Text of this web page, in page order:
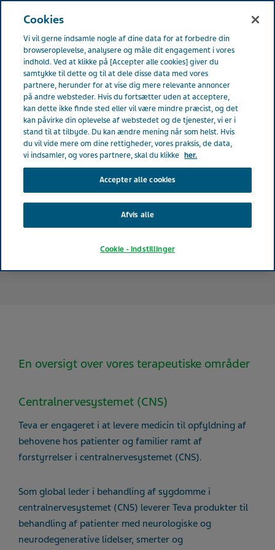
Denmark Produkter Vores terapeutiske områder
Vores terapeutiske områder
En oversigt over vores terapeutiske områder
Centralnervesystemet (CNS)
Teva er engageret i at levere medicin til opfyldning af
behovene hos patienter og familier ramt af
forstyrrelser i centralnervesystemet (CNS).
Som global leder i behandling af sygdomme i
centralnervesystemet (CNS) leverer Teva produkter til
behandling af patienter med neurologiske og
neurodegenerative lidelser, smerter og
Cookies
Vi vil gerne indsamle nogle af dine data for at forbedre din
browseroplevelse, analysere og måle dit engagement i vores
indhold. Ved at klikke på [Accepter alle cookies] giver du
samtykke til dette og til at dele disse data med vores
partnere, herunder for at vise dig mere relevante annoncer
på andre websteder. Hvis du fortsætter uden at acceptere,
kan dette ikke finde sted eller vil være mindre præcist, og det
kan påvirke din oplevelse af webstedet og de tjenester, vi er i
stand til at tilbyde. Du kan ændre mening når som helst. Hvis
du vil vide mere om dine rettigheder, vores praksis, de data,
vi indsamler, og vores partnere, skal du klikke her.
Accepter alle cookies
Afvis alle
Cookie - indstillinger